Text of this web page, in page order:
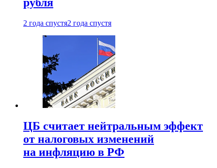
рубля
2 года спустя2 года спустя
ЦБ считает нейтральным эффект
от налоговых изменений
на инфляцию в РФ